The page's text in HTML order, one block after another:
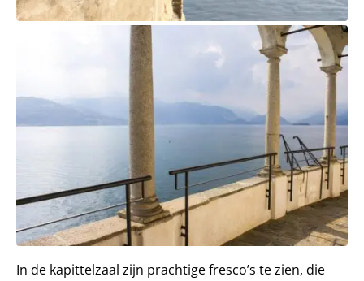
In de kapittelzaal zijn prachtige fresco’s te zien, die